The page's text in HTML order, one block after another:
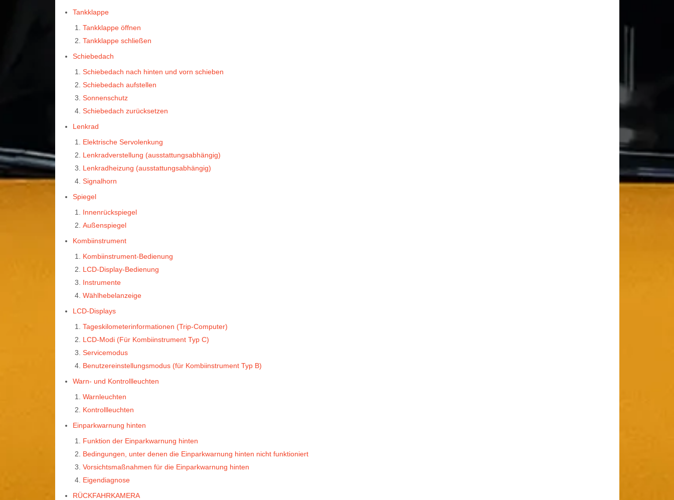
Tankklappe
Tankklappe öffnen
Tankklappe schließen
Schiebedach
Schiebedach nach hinten und vorn schieben
Schiebedach aufstellen
Sonnenschutz
Schiebedach zurücksetzen
Lenkrad
Elektrische Servolenkung
Lenkradverstellung (ausstattungsabhängig)
Lenkradheizung (ausstattungsabhängig)
Signalhorn
Spiegel
Innenrückspiegel
Außenspiegel
Kombiinstrument
Kombiinstrument-Bedienung
LCD-Display-Bedienung
Instrumente
Wählhebelanzeige
LCD-Displays
Tageskilometerinformationen (Trip-Computer)
LCD-Modi (Für Kombiinstrument Typ C)
Servicemodus
Benutzereinstellungsmodus (für Kombiinstrument Typ B)
Warn- und Kontrollleuchten
Warnleuchten
Kontrollleuchten
Einparkwarnung hinten
Funktion der Einparkwarnung hinten
Bedingungen, unter denen die Einparkwarnung hinten nicht funktioniert
Vorsichtsmaßnahmen für die Einparkwarnung hinten
Eigendiagnose
RÜCKFAHRKAMERA